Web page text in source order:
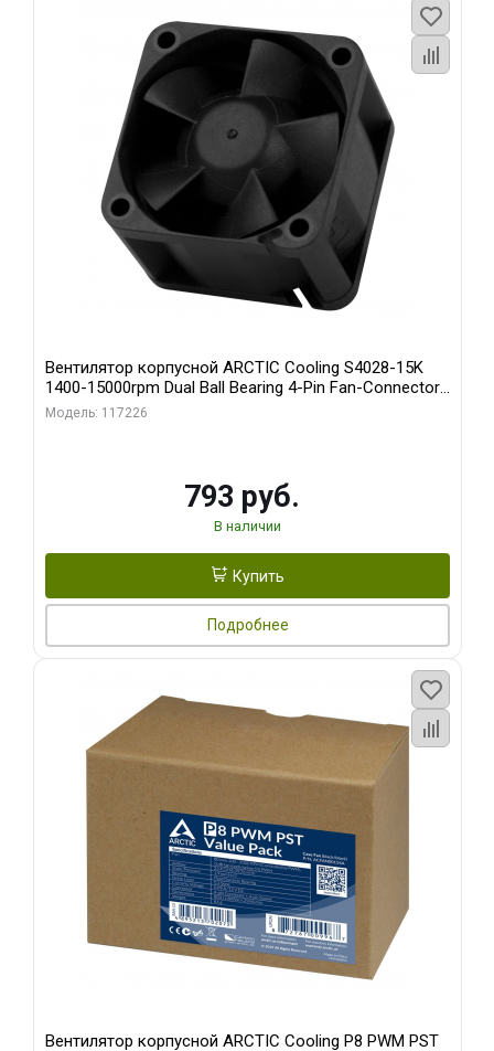
Вентилятор корпусной ARCTIC Cooling S4028-15K
1400-15000rpm Dual Ball Bearing 4-Pin Fan-Connector
(ACFAN00264A)
Модель: 117226
793 руб.
В наличии
Купить
Подробнее
Вентилятор корпусной ARCTIC Cooling P8 PWM PST